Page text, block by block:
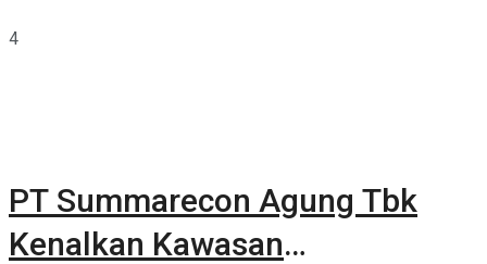
4
PT Summarecon Agung Tbk
Kenalkan Kawasan